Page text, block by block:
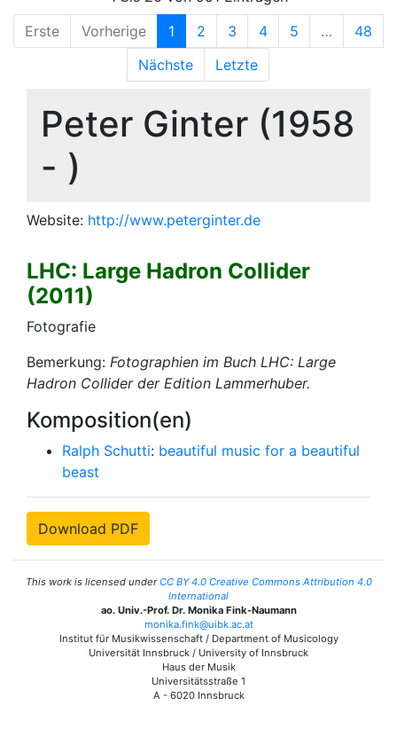
Erste
Vorherige 1 2 3 4 5 …
48
Nächste
Letzte
Peter Ginter (1958
- )
Website: http://www.peterginter.de
LHC: Large Hadron Collider
(2011)
Fo­to­gra­fie
Bemerkung: Fotographien im Buch LHC: Large
Hadron Colliderder Edition Lammerhuber.
Komposition(en)
Ralph Schutti: beautiful music for a beautiful
beast
Download PDF
This work is licensed underCC BY 4.0 Creative Commons Attribution 4.0
International
ao. Univ.-Prof. Dr. Monika Fink-Naumann
monika.fink@uibk.ac.at
Institut für Musikwissenschaft / Department of Musicology
Universität Innsbruck / University of Innsbruck
Haus der Musik
Universitätsstraße 1
A - 6020 Innsbruck